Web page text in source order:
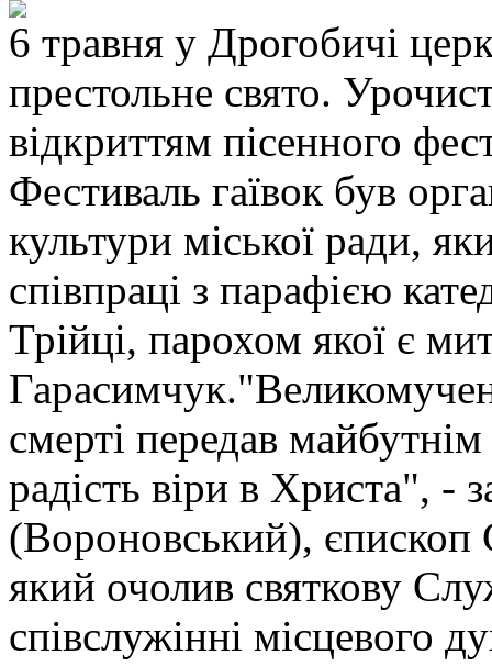
6 травня у Дрогобичі
престольне свято.
відкриттям пісенного
Фестиваль гаївок був
культури міської ради,
співпраці з парафією
Трійці, парохом якої є
смерті передав
радість віри в Христа", -
(Вороновський), єпископ
який очолив святкову
співслужінні місцевого